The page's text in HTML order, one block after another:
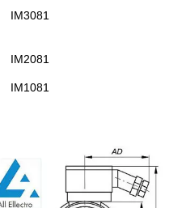
IM3081
IM2081
IM1081